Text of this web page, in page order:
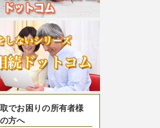
でお困りの所有者様
方へ